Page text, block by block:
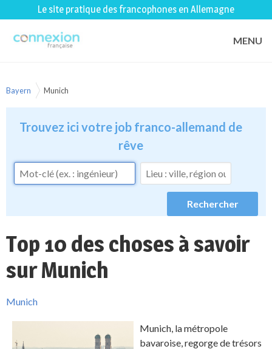
Le site pratique des francophones en Allemagne
MENU
Bayern Munich
Trouvez ici votre job franco-allemand de
rêve
Top 10 des choses à savoir
sur Munich
Munich
Munich, la métropole
bavaroise, regorge de trésors